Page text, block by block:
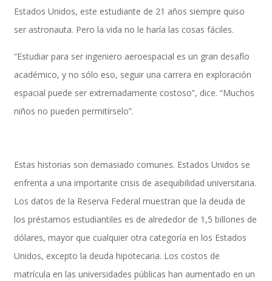
SAP SuccessFactors Employee Central
Learning and Development
Performance and Goals
Estados Unidos, este estudiante de 21 años siempre quiso
ser astronauta. Pero la vida no le haría las cosas fáciles.
“Estudiar para ser ingeniero aeroespacial es un gran desafío
académico, y no sólo eso, seguir una carrera en exploración
espacial puede ser extremadamente costoso”, dice. “Muchos
niños no pueden permitírselo”.
Estas historias son demasiado comunes. Estados Unidos se
enfrenta a una importante crisis de asequibilidad universitaria.
Los datos de la Reserva Federal muestran que la deuda de
los préstamos estudiantiles es de alrededor de 1,5 billones de
dólares, mayor que cualquier otra categoría en los Estados
Unidos, excepto la deuda hipotecaria. Los costos de
matrícula en las universidades públicas han aumentado en un